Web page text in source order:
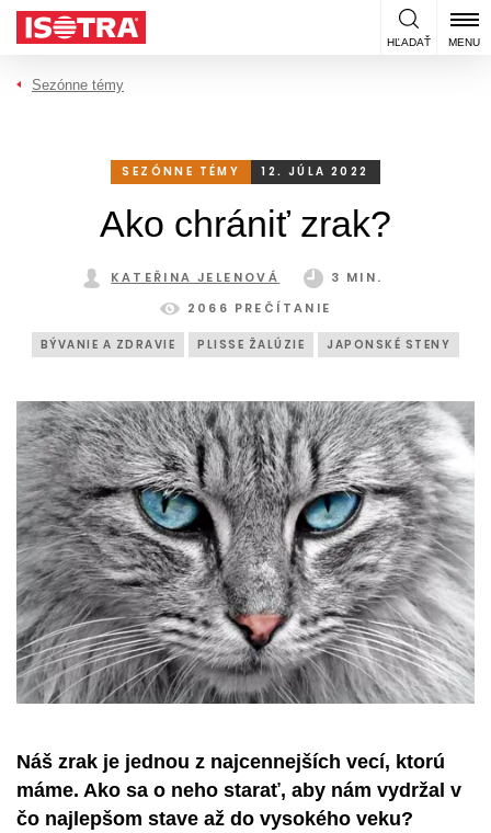
Preskočiť na obsah
HĽADAŤ MENU
Sezónne témy
SEZÓNNE TÉMY 12. JÚLA 2022
Ako chrániť zrak?
KATEŘINA JELENOVÁ
3 MIN.
2066 PREČÍTANIE
BÝVANIE A ZDRAVIE PLISSE ŽALÚZIE JAPONSKÉ STENY
Náš zrak je jednou z najcennejších vecí, ktorú
máme. Ako sa o neho starať, aby nám vydržal v
čo najlepšom stave až do vysokého veku?